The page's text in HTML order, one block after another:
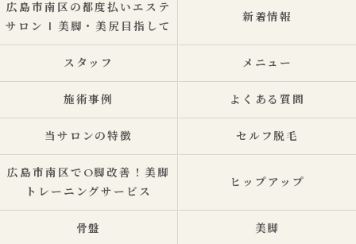
広島市南区の都度払いエステ
サロン | 美脚・美尻目指して
新着情報
スタッフ メニュー
施術事例 よくある質問
当サロンの特徴 セルフ脱毛
広島市南区でO脚改善！美脚
トレーニングサービス
ヒップアップ
骨盤 美脚